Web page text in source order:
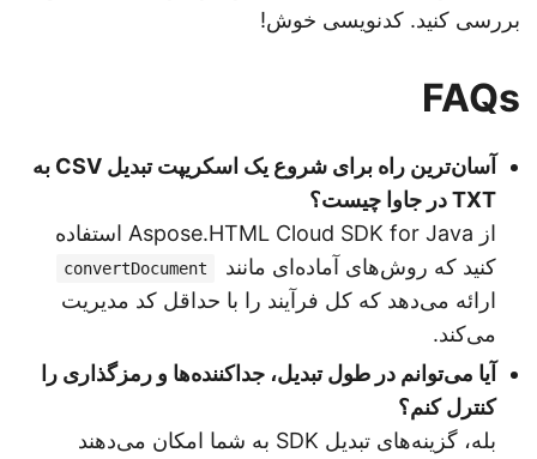
بررسی کنید. کدنویسی خوش!
FAQs
آسان‌ترین راه برای شروع یک اسکریپت تبدیل CSV به
TXT در جاوا چیست؟
از Aspose.HTML Cloud SDK for Java استفاده
کنید که روش‌های آماده‌ای مانند
convertDocument
ارائه می‌دهد که کل فرآیند را با حداقل کد مدیریت
می‌کند.
آیا می‌توانم در طول تبدیل، جداکننده‌ها و رمزگذاری را
کنترل کنم؟
بله، گزینه‌های تبدیل SDK به شما امکان می‌دهند